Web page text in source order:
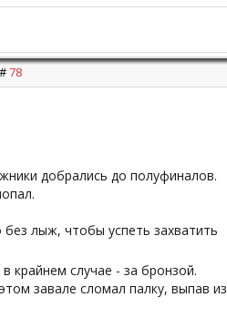
78
добрались до полуфиналов.
лыж, чтобы успеть захватить
крайнем случае - за бронзой.
завале сломал палку, выпав из